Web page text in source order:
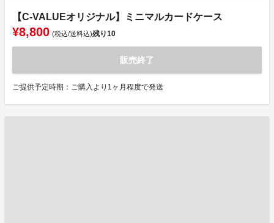
【C-VALUEオリジナル】ミニマルカードケース
¥8,800 (税込/送料込)残り10
販売終了
ご提供予定時期：ご購入より1ヶ月程度で発送